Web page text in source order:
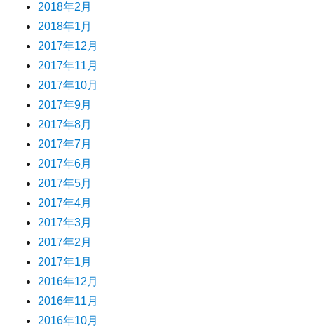
2018年2月
2018年1月
2017年12月
2017年11月
2017年10月
2017年9月
2017年8月
2017年7月
2017年6月
2017年5月
2017年4月
2017年3月
2017年2月
2017年1月
2016年12月
2016年11月
2016年10月